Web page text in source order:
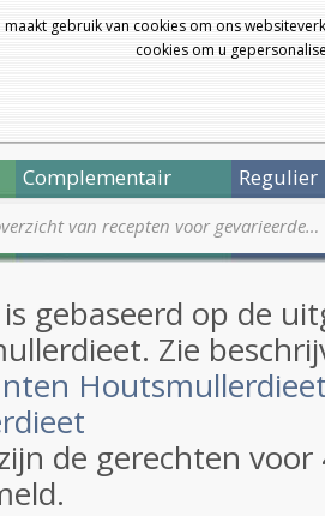
maakt gebruik van cookies om ons
cookies om u
Complementair Regulier
van recepten voor gevarieerde…
gebaseerd op de
Zie
de gerechten